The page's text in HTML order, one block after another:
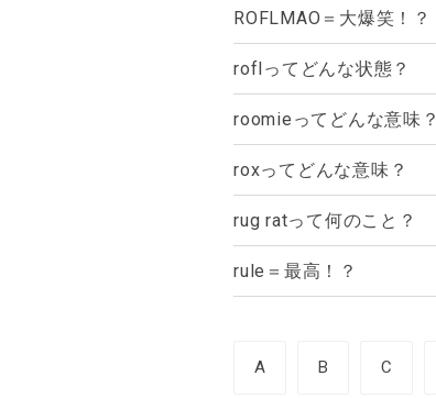
ROFLMAO＝大爆笑！？
roflってどんな状態？
roomieってどんな意味？
roxってどんな意味？
rug ratって何のこと？
rule＝最高！？
A B C